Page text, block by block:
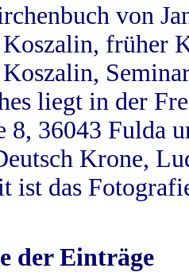
von
früher
liegt in der
8, 36043 Fulda
Krone,
ist das
der Einträge